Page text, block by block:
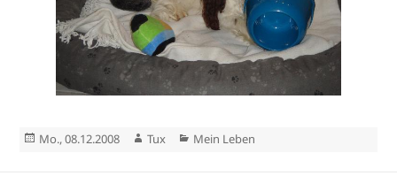
Veröffentlicht
Mo., 08.12.2008 Autor
Tux Kategorien
Mein Leben